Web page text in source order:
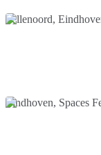
Fellenoord,
Eindhoven, Spaces